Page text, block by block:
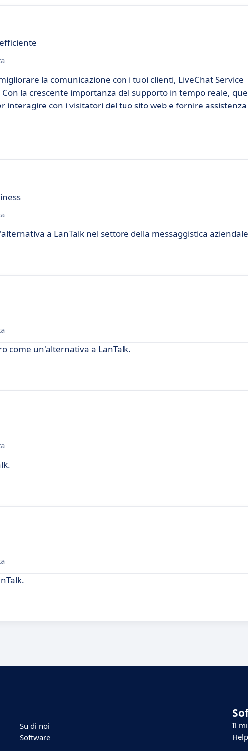
la comunicazione con i tuoi clienti, LiveChat Service
la crescente importanza del supporto in tempo reale,
con i visitatori del tuo sito web e fornire assistenza
a LanTalk nel settore della messaggistica
come un'alternativa a LanTalk.
Su di noi
Software
Il